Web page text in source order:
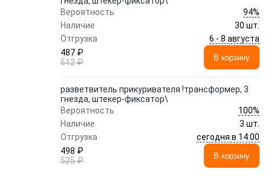
Вероятность
94%
Наличие
30 шт.
Отгрузка
6 - 8 августа
487 ₽
512 ₽
В корзину
разветвитель прикуривателя !трансформер, 3
гнезда, штекер-фиксатор\
Вероятность
100%
Наличие
3 шт.
Отгрузка
сегодня в 14:00
498 ₽
525 ₽
В корзину